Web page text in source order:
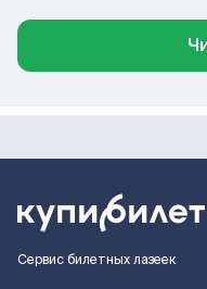
Сервис билетных лазеек